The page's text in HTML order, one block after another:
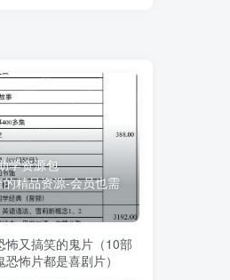
学资源包
的精品资源-会员也需
怖又搞笑的鬼片（10部
恐怖片都是喜剧片）